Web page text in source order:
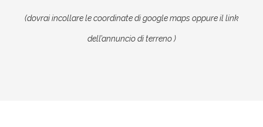
(dovrai incollare le coordinate di google maps oppure il link
dell’annuncio di terreno )